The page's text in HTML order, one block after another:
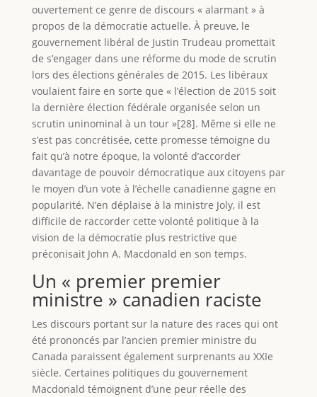
ouvertement ce genre de discours « alarmant » à
propos de la démocratie actuelle. À preuve, le
gouvernement libéral de Justin Trudeau promettait
de s’engager dans une réforme du mode de scrutin
lors des élections générales de 2015. Les libéraux
voulaient faire en sorte que « l’élection de 2015 soit
la dernière élection fédérale organisée selon un
scrutin uninominal à un tour »[28]. Même si elle ne
s’est pas concrétisée, cette promesse témoigne du
fait qu’à notre époque, la volonté d’accorder
davantage de pouvoir démocratique aux citoyens par
le moyen d’un vote à l’échelle canadienne gagne en
popularité. N’en déplaise à la ministre Joly, il est
difficile de raccorder cette volonté politique à la
vision de la démocratie plus restrictive que
préconisait John A. Macdonald en son temps.
Un « premier premier
ministre » canadien raciste
Les discours portant sur la nature des races qui ont
été prononcés par l’ancien premier ministre du
Canada paraissent également surprenants au XXIe
siècle. Certaines politiques du gouvernement
Macdonald témoignent d’une peur réelle des